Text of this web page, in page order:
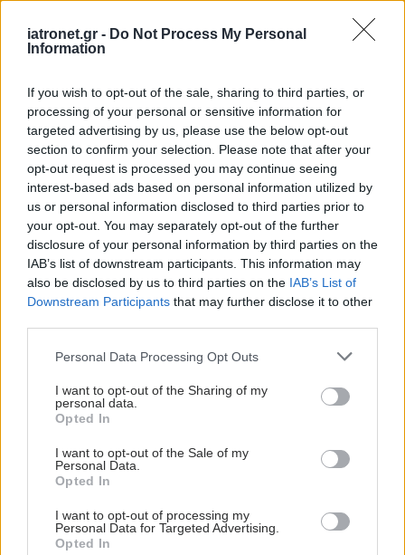
iatronet.gr - Do Not Process My Personal
Information
If you wish to opt-out of the sale, sharing to third parties, or
processing of your personal or sensitive information for
targeted advertising by us, please use the below opt-out
section to confirm your selection. Please note that after your
opt-out request is processed you may continue seeing
interest-based ads based on personal information utilized by
us or personal information disclosed to third parties prior to
your opt-out. You may separately opt-out of the further
disclosure of your personal information by third parties on the
IAB’s list of downstream participants. This information may
also be disclosed by us to third parties on the IAB’s List of
Downstream Participants that may further disclose it to other
Please note that this website/app uses one or more Google
not limited to your visit or usage behaviour. You may click to
grant or deny consent to Google and its third-party tags to
use your data for below specified purposes in below Google
consent section.
Personal Data Processing Opt Outs
I want to opt-out of the Sharing of my
personal data.
Opted In
I want to opt-out of the Sale of my
Personal Data.
Opted In
I want to opt-out of processing my
Personal Data for Targeted Advertising.
Opted In
παχυσαρκία των γονέων
παχυσαρκία των
εφήβων;
Αγωνιστές υποδοχέα
GLP-1: Πιθανή
προστασία από καρκίνο
που σχετίζεται με την
παχυσαρκία